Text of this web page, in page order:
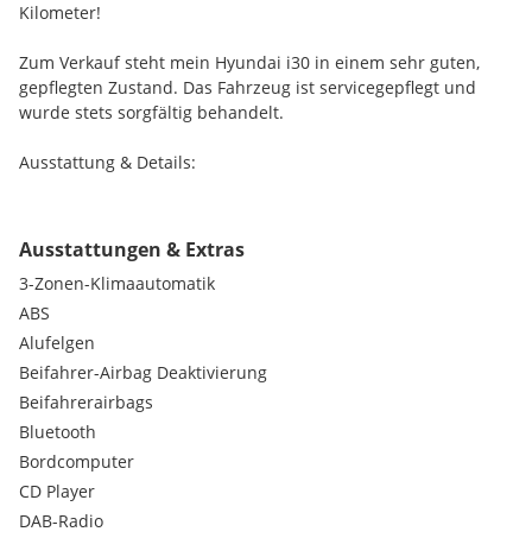
Kilometer!
Zum Verkauf steht mein Hyundai i30 in einem sehr guten,
gepflegten Zustand. Das Fahrzeug ist servicegepflegt und
wurde stets sorgfältig behandelt.
Ausstattung & Details:
Zustand)
Viele Extras (z.B. Klimaautomatik, Tempomat,
Freisprecheinrichtung, usw.)
Wenig Kilometer, technisch wie optisch top
Preis: VHB
Bei Interesse oder Fragen einfach melden – gerne kann das
Auto jederzeit besichtigt und probegefahren werden.
Ausstattungen & Extras
3-Zonen-Klimaautomatik
ABS
Alufelgen
Beifahrer-Airbag Deaktivierung
Beifahrerairbags
Bluetooth
Bordcomputer
CD Player
DAB-Radio